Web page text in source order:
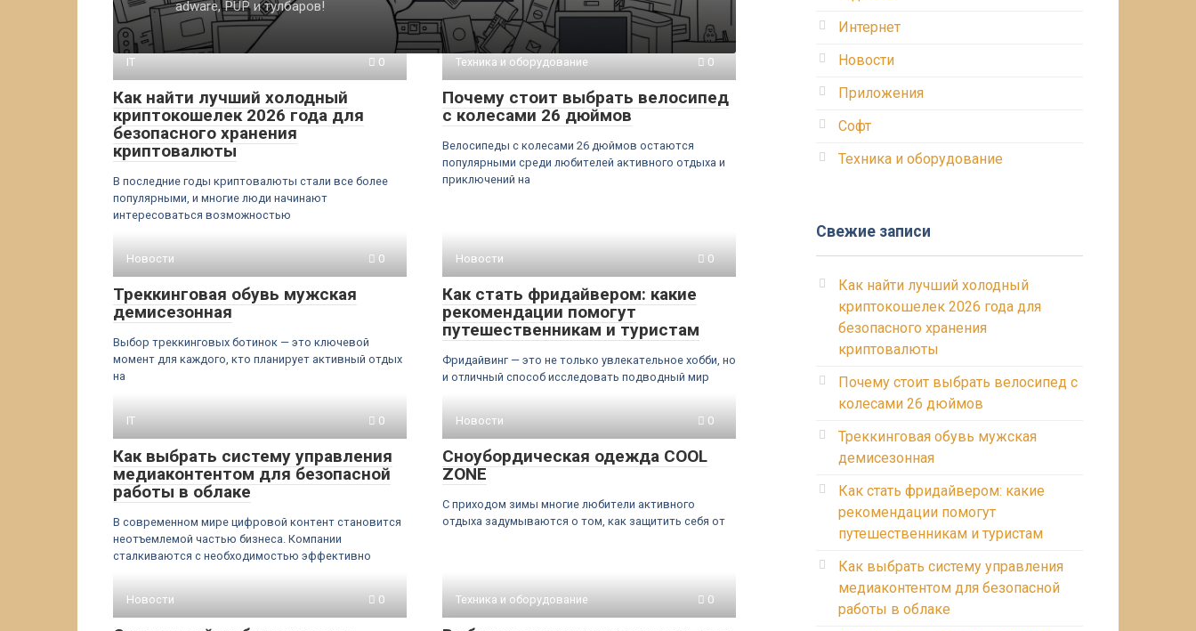
adware, PUP и тулбаров!
погрузит тебя в культуру
IT 0
Как найти лучший холодный
криптокошелек 2026 года для
безопасного хранения
криптовалюты
В последние годы криптовалюты стали все более
популярными, и многие люди начинают
интересоваться возможностью
Техника и оборудование 0
Почему стоит выбрать велосипед
с колесами 26 дюймов
Велосипеды с колесами 26 дюймов остаются
популярными среди любителей активного отдыха и
приключений на
Новости 0
Треккинговая обувь мужская
демисезонная
Выбор треккинговых ботинок — это ключевой
момент для каждого, кто планирует активный отдых
на
Новости 0
Как стать фридайвером: какие
рекомендации помогут
путешественникам и туристам
Фридайвинг — это не только увлекательное хобби, но
и отличный способ исследовать подводный мир
IT 0
Как выбрать систему управления
медиаконтентом для безопасной
работы в облаке
В современном мире цифровой контент становится
неотъемлемой частью бизнеса. Компании
сталкиваются с необходимостью эффективно
Новости 0
Сноубордическая одежда COOL
ZONE
С приходом зимы многие любители активного
отдыха задумываются о том, как защитить себя от
Новости 0 Техника и оборудование 0
Интернет
Новости
Приложения
Софт
Техника и оборудование
Свежие записи
Как найти лучший холодный
криптокошелек 2026 года для
безопасного хранения
криптовалюты
Почему стоит выбрать велосипед с
колесами 26 дюймов
Треккинговая обувь мужская
демисезонная
Как стать фридайвером: какие
рекомендации помогут
путешественникам и туристам
Как выбрать систему управления
медиаконтентом для безопасной
работы в облаке